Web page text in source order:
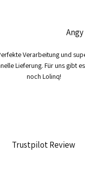
Verarbeitung und
Lieferung. Für uns gibt
noch Lolinq!
Angy
Trustpilot Review